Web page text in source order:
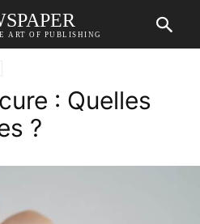
ART OF PUBLISHING
: Quelles
?